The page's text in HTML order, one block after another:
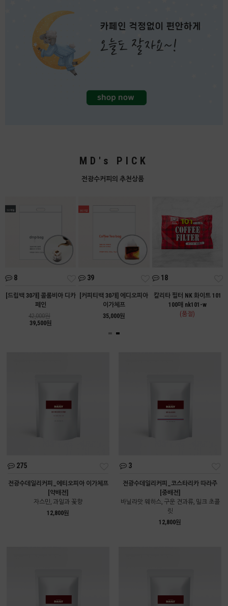
MD's PICK
전광수커피의 추천상품
8
[드립백 30개] 콜롬비아 디카
페인
42,000원
39,500원
39
[커피티백 30개] 에디오피아
이가체프
35,000원
18
칼리타 필터 NK 화이트 101
100매 nk101-w
(품절)
275
전광수데일리커피_에티오피아 이가체프
[약배전]
자스민, 과일과 꽃향
12,800원
3
전광수데일리커피_코스타리카 따라주
[중배전]
바닐라맛 웨하스, 구운 견과류, 밀크 초콜
릿
12,800원